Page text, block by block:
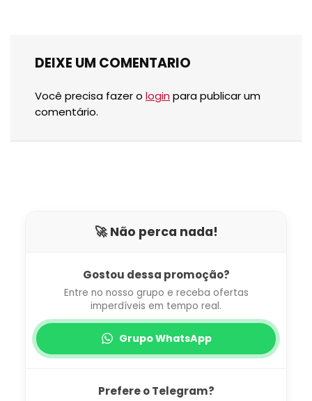
DEIXE UM COMENTARIO
Você precisa fazer o login para publicar um
comentário.
🚀 Não perca nada!
Gostou dessa promoção?
Entre no nosso grupo e receba ofertas
imperdíveis em tempo real.
Grupo WhatsApp
Prefere o Telegram?